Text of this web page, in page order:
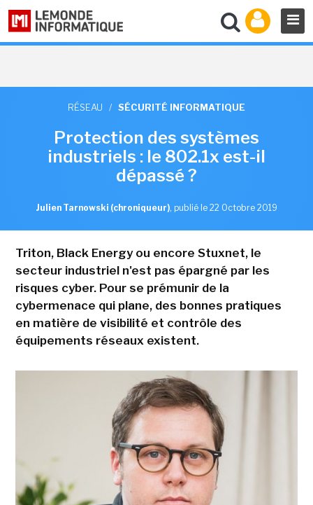
RÉSEAU / SÉCURITÉ INFORMATIQUE
Protection des systèmes
industriels : le 802.1x est-il
dépassé ?
Julien Tarnowski (chroniqueur), publié le 22 Octobre 2019
Triton, Black Energy ou encore Stuxnet, le
secteur industriel n'est pas épargné par les
risques cyber. Pour se prémunir de la
cybermenace qui plane, des bonnes pratiques
en matière de visibilité et contrôle des
équipements réseaux existent.